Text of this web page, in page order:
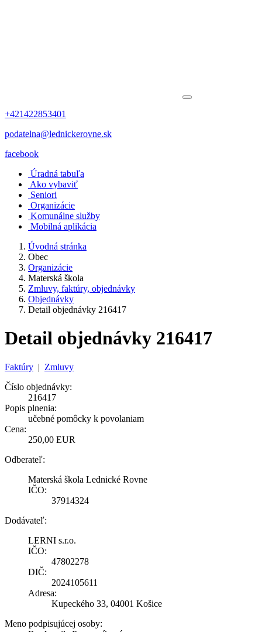
+421422853401
podatelna@lednickerovne.sk
facebook
Úradná tabuľa
Ako vybaviť
Seniori
Organizácie
Komunálne služby
Mobilná aplikácia
Úvodná stránka
Obec
Organizácie
Materská škola
Zmluvy, faktúry, objednávky
Objednávky
Detail objednávky 216417
Detail objednávky 216417
Faktúry | Zmluvy
Číslo objednávky:
216417
Popis plnenia:
učebné pomôcky k povolaniam
Cena:
250,00 EUR
Odberateľ:
Materská škola Lednické Rovne
IČO:
37914324
Dodávateľ:
LERNI s.r.o.
IČO:
47802278
DIČ:
2024105611
Adresa:
Kupeckého 33, 04001 Košice
Meno podpisujúcej osoby: